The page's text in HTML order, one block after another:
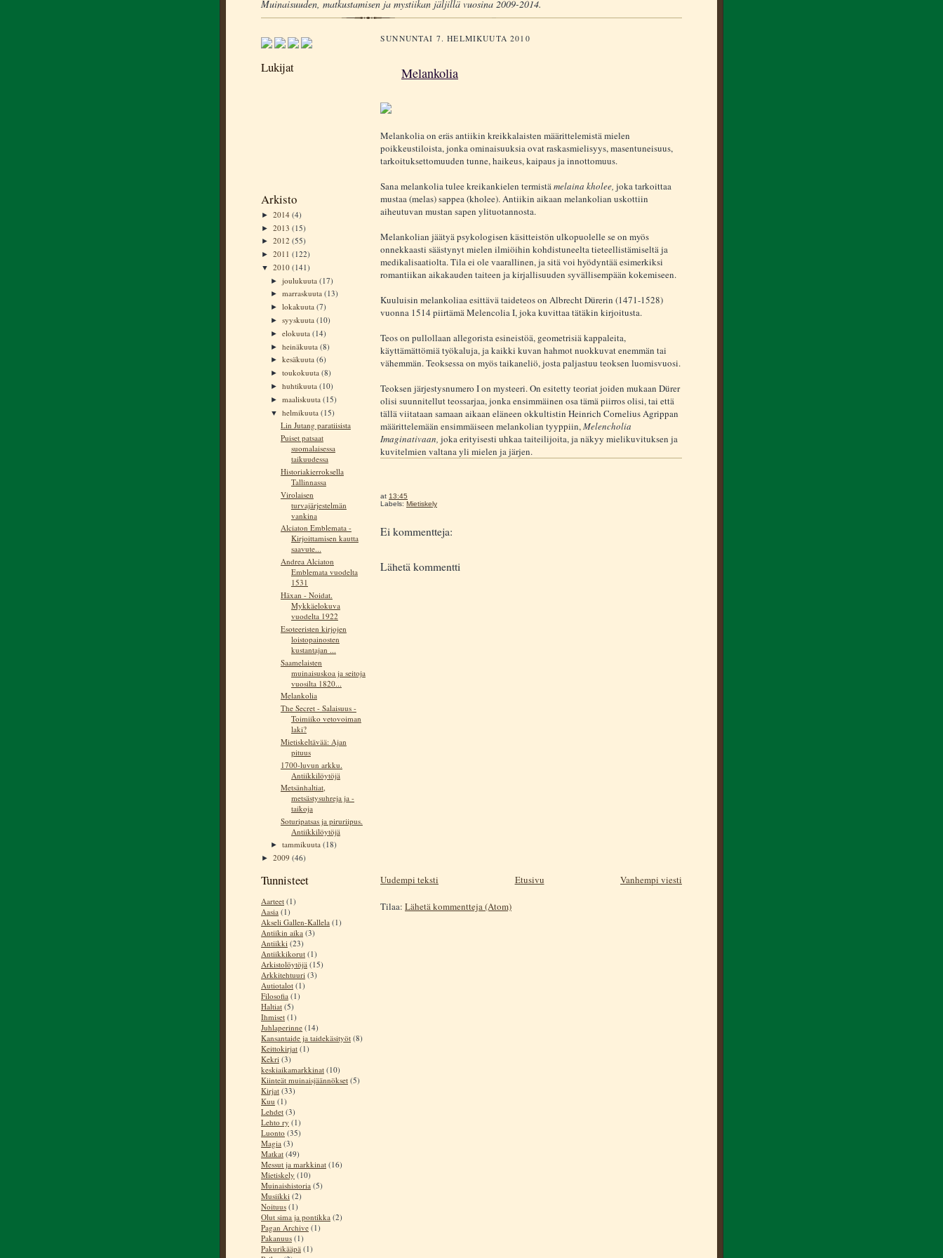
Muinaisuuden, matkustamisen ja mystiikan jäljillä vuosina 2009-2014.
Lukijat
Arkisto
► 2014 (4)
► 2013 (15)
► 2012 (55)
► 2011 (122)
▼ 2010 (141)
►joulukuuta(17)
►marraskuuta(13)
►lokakuuta(7)
►syyskuuta(10)
►elokuuta(14)
►heinäkuuta(8)
►kesäkuuta(6)
►toukokuuta(8)
►huhtikuuta(10)
►maaliskuuta(15)
▼helmikuuta(15)
Lin Jutang paratiisista
Puiset patsaat
suomalaisessa
taikuudessa
Historiakierroksella
Tallinnassa
Virolaisen
turvajärjestelmän
vankina
Alciaton Emblemata -
Kirjoittamisen kautta
saavute...
Andrea Alciaton
Emblemata vuodelta
1531
Häxan - Noidat.
Mykkäelokuva
vuodelta 1922
Esoteeristen kirjojen
loistopainosten
kustantajan ...
Saamelaisten
muinaisuskoa ja seitoja
vuosilta 1820...
Melankolia
The Secret - Salaisuus -
Toimiiko vetovoiman
laki?
Mietiskeltävää: Ajan
pituus
1700-luvun arkku.
Antiikkilöytöjä
Metsänhaltiat,
metsästysuhreja ja -
taikoja
Soturipatsas ja piruriipus.
Antiikkilöytöjä
►tammikuuta(18)
► 2009 (46)
Tunnisteet
Aarteet (1)
Aasia (1)
Akseli Gallen-Kallela (1)
Antiikin aika (3)
Antiikki (23)
Antiikkikorut (1)
Arkistolöytöjä (15)
Arkkitehtuuri (3)
Autiotalot (1)
Filosofia (1)
Haltiat (5)
Ihmiset (1)
Juhlaperinne (14)
Kansantaide ja taidekäsityöt (8)
Keittokirjat (1)
Kekri (3)
keskiaikamarkkinat (10)
Kiinteät muinaisjäännökset (5)
Kirjat (33)
Kuu (1)
Lehdet (3)
Lehto ry (1)
Luonto (35)
Magia (3)
Matkat (49)
Messut ja markkinat (16)
Mietiskely (10)
Muinaishistoria (5)
Musiikki (2)
Noituus (1)
Olut sima ja pontikka (2)
Pagan Archive (1)
Pakanuus (1)
Pakurikääpä (1)
SUNNUNTAI 7. HELMIKUUTA 2010
Melankolia
Melankolia on eräs antiikin kreikkalaisten määrittelemistä mielen
poikkeustiloista, jonka ominaisuuksia ovat raskasmielisyys, masentuneisuus,
tarkoituksettomuuden tunne, haikeus, kaipaus ja innottomuus.
Sana melankolia tulee kreikankielen termistämelaina kholee, joka tarkoittaa
mustaa (melas) sappea (kholee). Antiikin aikaan melankolian uskottiin
aiheutuvan mustan sapen ylituotannosta.
Melankolian jäätyä psykologisen käsitteistön ulkopuolelle se on myös
onnekkaasti säästynyt mielen ilmiöihin kohdistuneelta tieteellistämiseltä ja
medikalisaatiolta. Tila ei ole vaarallinen, ja sitä voi hyödyntää esimerkiksi
romantiikan aikakauden taiteen ja kirjallisuuden syvällisempään kokemiseen.
Kuuluisin melankoliaa esittävä taideteos on Albrecht Dürerin (1471-1528)
vuonna 1514 piirtämä Melencolia I, joka kuvittaa tätäkin kirjoitusta.
Teos on pullollaan allegorista esineistöä, geometrisiä kappaleita,
käyttämättömiä työkaluja, ja kaikki kuvan hahmot nuokkuvat enemmän tai
vähemmän. Teoksessa on myös taikaneliö, josta paljastuu teoksen luomisvuosi.
Teoksen järjestysnumero I on mysteeri. On esitetty teoriat joiden mukaan Dürer
olisi suunnitellut teossarjaa, jonka ensimmäinen osa tämä piirros olisi, tai että
tällä viitataan samaan aikaan eläneen okkultistin Heinrich Cornelius Agrippan
määrittelemään ensimmäiseen melankolian tyyppiin,Melencholia
Imaginativaan, joka erityisesti uhkaa taiteilijoita, ja näkyy mielikuvituksen ja
kuvitelmien valtana yli mielen ja järjen.
at 13:45
Labels: Mietiskely
Ei kommentteja:
Lähetä kommentti
Uudempi teksti Vanhempi viesti
Etusivu
Tilaa: Lähetä kommentteja (Atom)